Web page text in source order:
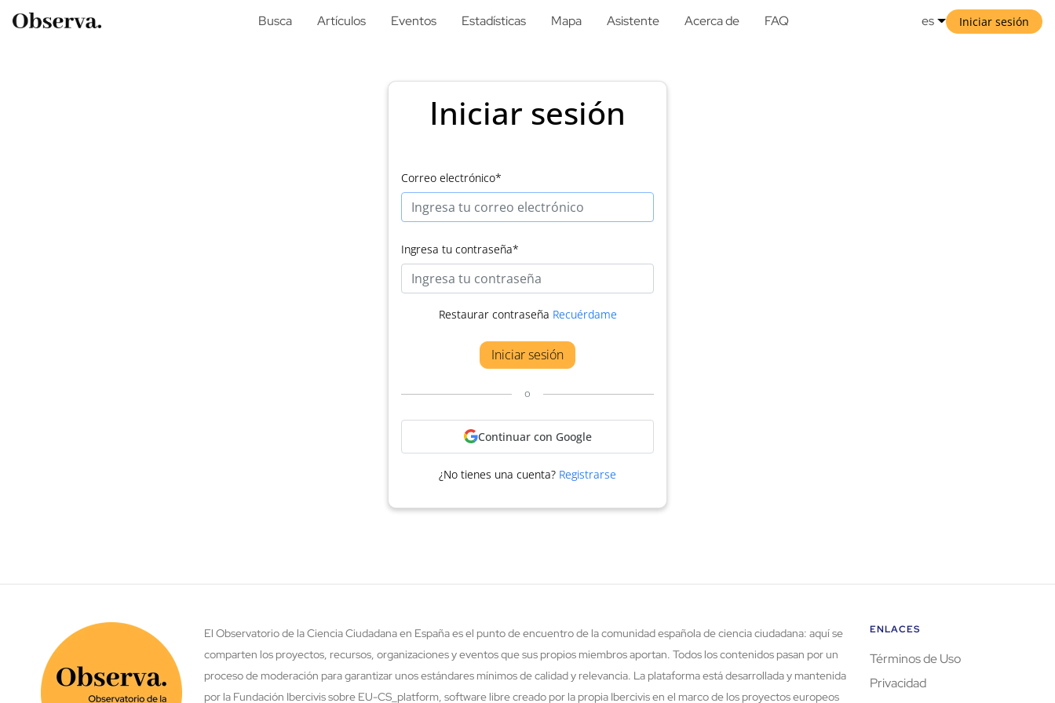
es Iniciar sesión
Busca Artículos Eventos Estadísticas Mapa Asistente Acerca de FAQ
Iniciar sesión
Correo electrónico*
Ingresa tu contraseña*
Restaurar contraseña Recuérdame
Iniciar sesión
o
Continuar con Google
¿No tienes una cuenta? Registrarse
El Observatorio de la Ciencia Ciudadana en España es el punto de encuentro de la comunidad española de ciencia ciudadana: aquí se
comparten los proyectos, recursos, organizaciones y eventos que sus propios miembros aportan. Todos los contenidos pasan por un
proceso de moderación para garantizar unos estándares mínimos de calidad y relevancia. La plataforma está desarrollada y mantenida
por la Fundación Ibercivis sobre EU-CS_platform, software libre creado por la propia Ibercivis en el marco de los proyectos europeos
ENLACES
Términos de Uso
Privacidad